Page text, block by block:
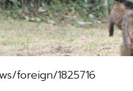
foreign/1825716